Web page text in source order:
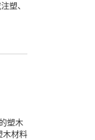
塑、
塑木
木材料